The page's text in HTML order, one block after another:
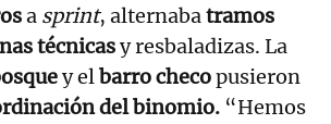
a sprint, alternabatramos
técnicasy resbaladizas. La
y elbarro checopusieron
del binomio. “Hemos